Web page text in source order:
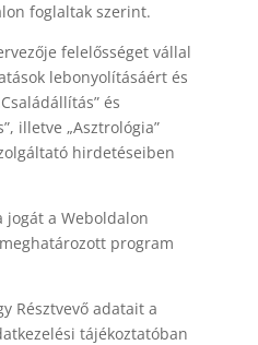
foglaltak szerint.
felelősséget vállal
lebonyolításáért és
és
illetve „Asztrológia”
hirdetéseiben
jogát a Weboldalon
program
Résztvevő adatait a
tájékoztatóban